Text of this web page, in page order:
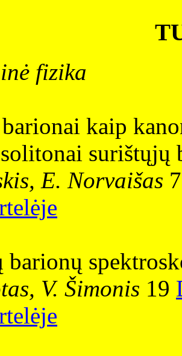
fizika
kaip
surištųjų
E. Norvaišas
barionų
V. Šimonis 19